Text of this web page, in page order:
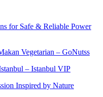
for Safe & Reliable Power
Vegetarian – GoNutss
– Istanbul VIP
Inspired by Nature